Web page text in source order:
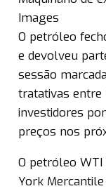
Images
O petróleo
e devolveu
sessão
tratativas entre
investidores
preços nos
O petróleo
York